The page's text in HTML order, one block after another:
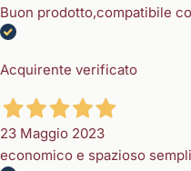
Buon prodotto,compatibile
Acquirente verificato
23 Maggio 2023
economico e spazioso